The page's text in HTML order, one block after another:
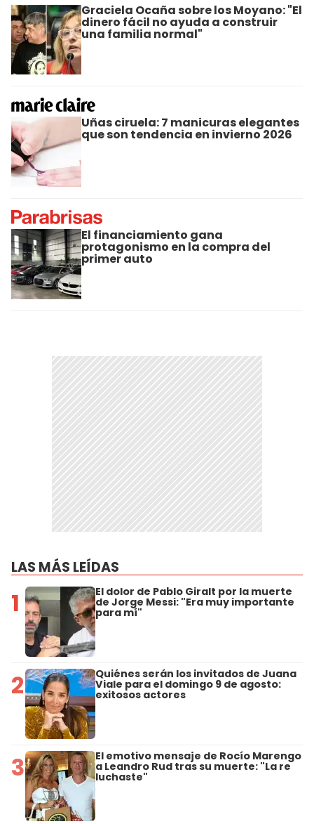
Graciela Ocaña sobre los Moyano: "El
dinero fácil no ayuda a construir
una familia normal"
Uñas ciruela: 7 manicuras elegantes
que son tendencia en invierno 2026
El financiamiento gana
protagonismo en la compra del
primer auto
LAS MÁS LEÍDAS
1 El dolor de Pablo Giralt por la muerte
de Jorge Messi: "Era muy importante
para mí"
2 Quiénes serán los invitados de Juana
Viale para el domingo 9 de agosto:
exitosos actores
3 El emotivo mensaje de Rocío Marengo
a Leandro Rud tras su muerte: "La re
luchaste"